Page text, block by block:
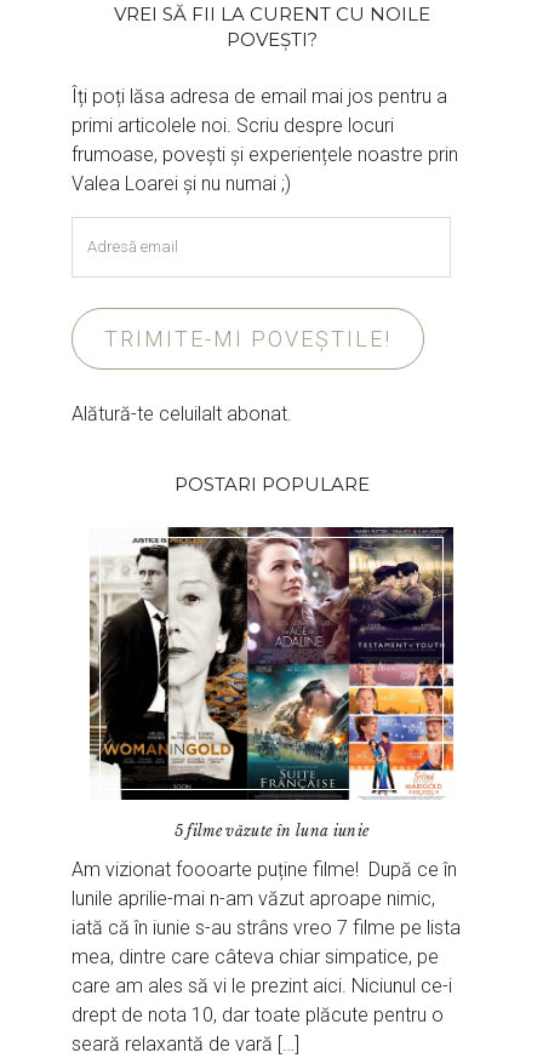
VREI SĂ FII LA CURENT CU NOILE
POVEȘTI?
Îți poți lăsa adresa de email mai jos pentru a
primi articolele noi. Scriu despre locuri
frumoase, povești și experiențele noastre prin
Valea Loarei și nu numai ;)
email
TRIMITE-MI POVEȘTILE!
Alătură-te celuilalt abonat.
POSTARI POPULARE
5 filme văzute în luna iunie
Am vizionat foooarte puține filme! După ce în
lunile aprilie-mai n-am văzut aproape nimic,
iată că în iunie s-au strâns vreo 7 filme pe lista
mea, dintre care câteva chiar simpatice, pe
care am ales să vi le prezint aici. Niciunul ce-i
drept de nota 10, dar toate plăcute pentru o
seară relaxantă de vară […]